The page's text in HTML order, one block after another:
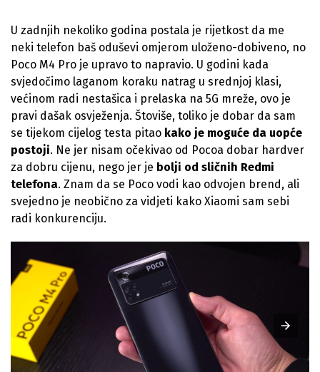
U zadnjih nekoliko godina postala je rijetkost da me
neki telefon baš oduševi omjerom uloženo-dobiveno, no
Poco M4 Pro je upravo to napravio. U godini kada
svjedočimo laganom koraku natrag u srednjoj klasi,
većinom radi nestašica i prelaska na 5G mreže, ovo je
pravi dašak osvježenja. Štoviše, toliko je dobar da sam
se tijekom cijelog testa pitao kako je moguće da uopće
postoji. Ne jer nisam očekivao od Pocoa dobar hardver
za dobru cijenu, nego jer je bolji od sličnih Redmi
telefona. Znam da se Poco vodi kao odvojen brend, ali
svejedno je neobično za vidjeti kako Xiaomi sam sebi
radi konkurenciju.